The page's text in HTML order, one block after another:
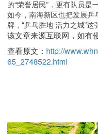
的“荣誉居民”，更有队员是
如今，南海新区也把发展乒
牌，“乒乓胜地 活力之城”这
该文章来源互联网，如有
查看原文： http://
65_2748522.html